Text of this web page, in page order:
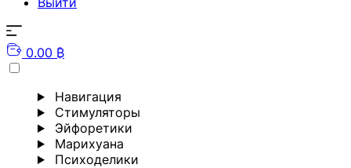
0.00 ₿
Навигация
Стимуляторы
Эйфоретики
Марихуана
Психоделики